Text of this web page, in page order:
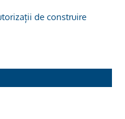
de construire